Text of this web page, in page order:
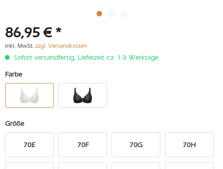
86,95 € *
inkl. MwSt. zzgl. Versandkosten
Sofort versandfertig, Lieferzeit ca. 1-3 Werktage
Farbe
Größe
70E 70F 70G 70H